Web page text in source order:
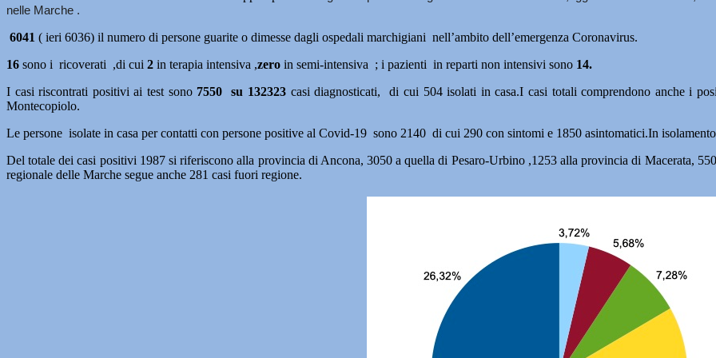
nelle Marche .
6041 ( ieri 6036) il numero di persone guarite o dimesse dagli ospedali marchigiani nell’ambito dell’emergenza Coronavirus.
16 sono i ricoverati ,di cui 2 in terapia intensiva ,zero in semi-intensiva ; i pazienti in reparti non intensivi sono 14.
I casi riscontrati positivi ai test sono 7550 su 132323 casi diagnosticati, di cui 504 isolati in casa.I casi totali comprendono anche i
Montecopiolo.
Le persone isolate in casa per contatti con persone positive al Covid-19 sono 2140 di cui 290 con sintomi e 1850 asintomatici.In
Del totale dei casi positivi 1987 si riferiscono alla provincia di Ancona, 3050 a quella di Pesaro-Urbino ,1253 alla provincia di Macerata,
regionale delle Marche segue anche 281 casi fuori regione.